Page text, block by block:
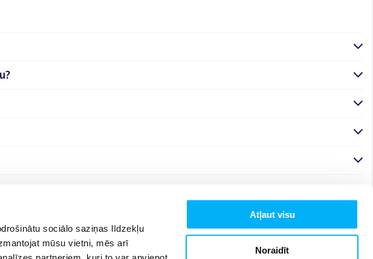
sociālo saziņas līdzekļu
mūsu vietni, mēs arī
Atļaut visu
Noraidīt